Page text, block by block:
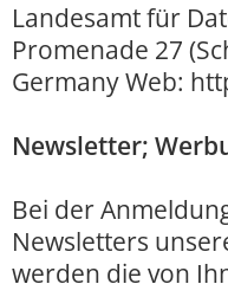
Landesamt für
Promenade 27
Germany Web:
Newsletter;
Bei der
Newsletters
werden die von